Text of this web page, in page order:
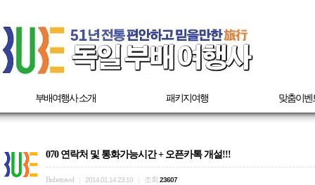
부배여행사 소개 패키지여행 맞춤이벤
070 연락처 및 통화가능시간 + 오픈카톡 개설!!!
Bubetravel 2014.01.14 23:10 조회 23607